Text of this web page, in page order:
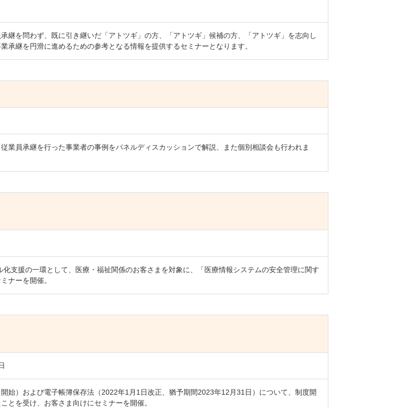
継を問わず、既に引き継いだ「アトツギ」の方、「アトツギ」候補の方、「アトツギ」を志向し
承継を円滑に進めるための参考となる情報を提供するセミナーとなります。
業員承継を行った事業者の事例をパネルディスカッションで解説、また個別相談会も行われま
化支援の一環として、医療・福祉関係のお客さまを対象に、「医療情報システムの安全管理に関す
ナーを開催。
始）および電子帳簿保存法（2022年1月1日改正、猶予期間2023年12月31日）について、制度開
とを受け、お客さま向けにセミナーを開催。